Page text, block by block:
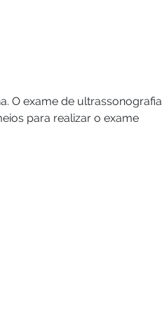
O exame de ultrassonografia
para realizar o exame